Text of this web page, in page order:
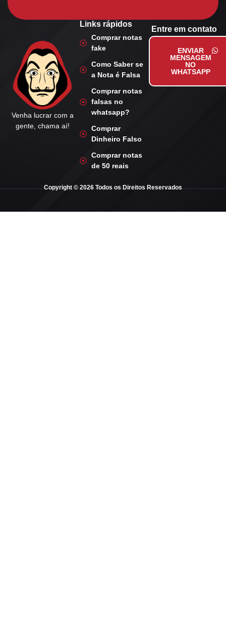
Venha lucrar com a
gente, chama aí!
Links rápidos
Comprar notas
fake
Como Saber se
a Nota é Falsa
Comprar notas
falsas no
whatsapp?
Comprar
Dinheiro Falso
Comprar notas
de 50 reais
Entre em contato
ENVIAR
MENSAGEM
NO
WHATSAPP
Copyright © 2026 Todos os Direitos Reservados